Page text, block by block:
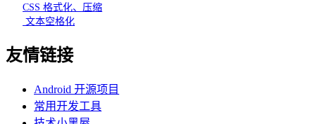
CSS 格式化、压缩
文本空格化
友情链接
Android 开源项目
常用开发工具